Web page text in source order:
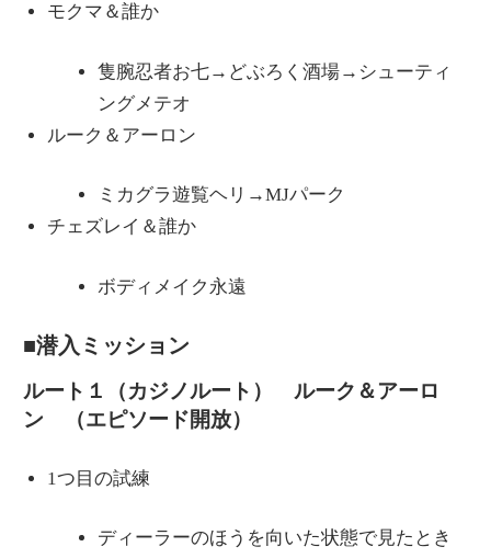
モクマ＆誰か
隻腕忍者お七→どぶろく酒場→シューティ
ングメテオ
ルーク＆アーロン
ミカグラ遊覧ヘリ→MJパーク
チェズレイ＆誰か
ボディメイク永遠
■潜入ミッション
ルート１（カジノルート） ルーク＆アーロ
ン （エピソード開放）
1つ目の試練
ディーラーのほうを向いた状態で見たとき